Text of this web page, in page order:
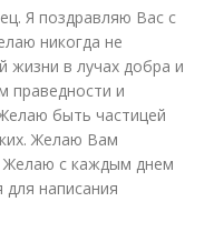
Я поздравляю Вас с
никогда не
жизни в лучах добра и
праведности и
быть частицей
Желаю Вам
Желаю с каждым днем
для написания